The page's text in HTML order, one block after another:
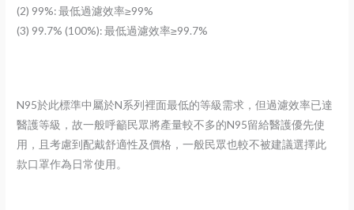
(2) 99%: 最低過濾效率≥99%
(3) 99.7% (100%): 最低過濾效率≥99.7%
N95於此標準中屬於N系列裡面最低的等級需求，但過濾效率已達
醫護等級，故一般呼籲民眾將產量較不多的N95留給醫護優先使
用，且考慮到配戴舒適性及價格，一般民眾也較不被建議選擇此
款口罩作為日常使用。